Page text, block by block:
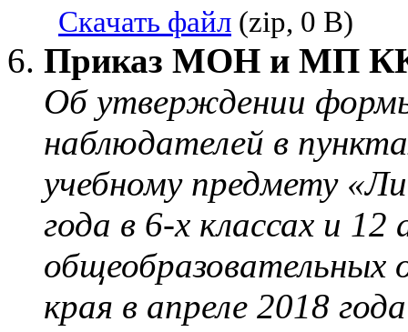
Скачать файл (zip, 0 B)
Приказ МОН и МП КК
Об утверждении
наблюдателей в
учебному предмету
года в 6-х классах и 12
общеобразовательных
края в апреле 2018 года